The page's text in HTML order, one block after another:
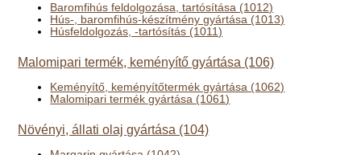
Baromfihús feldolgozása, tartósítása (1012)
Hús-, baromfihús-készítmény gyártása (1013)
Húsfeldolgozás, -tartósítás (1011)
Malomipari termék, keményítő gyártása (106)
Keményítő, keményítőtermék gyártása (1062)
Malomipari termék gyártása (1061)
Növényi, állati olaj gyártása (104)